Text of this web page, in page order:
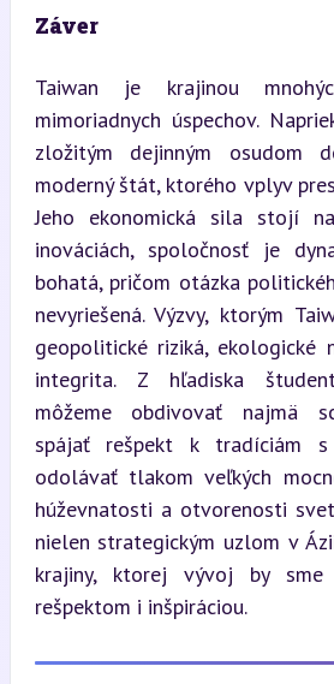
Záver
Taiwan je krajinou
mimoriadnych úspechov.
zložitým dejinným osudom
moderný štát, ktorého vplyv
Jeho ekonomická sila stojí
inováciách, spoločnosť je
bohatá, pričom otázka
nevyriešená. Výzvy, ktorým
geopolitické riziká, ekologické
integrita. Z hľadiska
môžeme obdivovať najmä
spájať rešpekt k tradíciám s
odolávať tlakom veľkých
húževnatosti a otvorenosti
nielen strategickým uzlom v
krajiny, ktorej vývoj by
rešpektom i inšpiráciou.